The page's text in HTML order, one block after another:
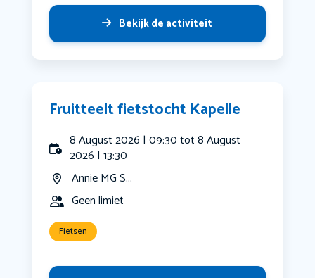
Bekijk de activiteit
Fruitteelt fietstocht Kapelle
8 August 2026 | 09:30 tot 8 August
2026 | 13:30
Annie MG S...
Geen limiet
Fietsen